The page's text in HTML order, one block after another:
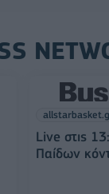
Live στις
Παίδων